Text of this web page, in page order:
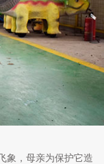
，母亲为保护它造